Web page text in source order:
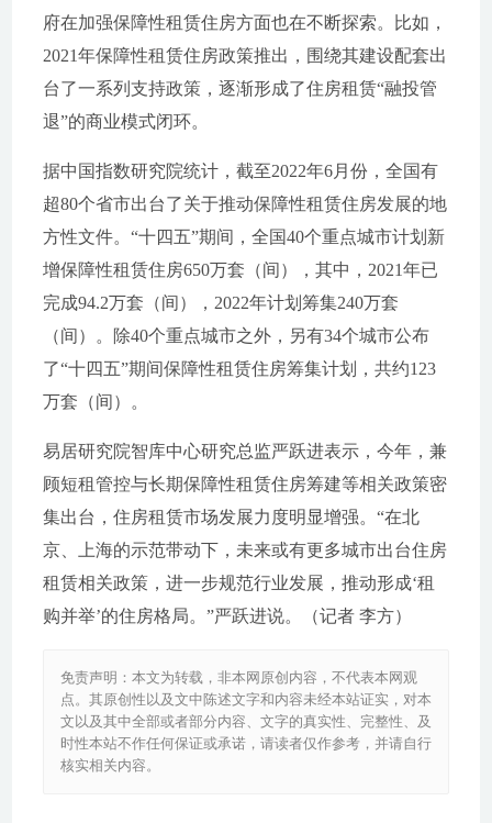
府在加强保障性租赁住房方面也在不断探索。比如，
2021年保障性租赁住房政策推出，围绕其建设配套出
台了一系列支持政策，逐渐形成了住房租赁“融投管
退”的商业模式闭环。
据中国指数研究院统计，截至2022年6月份，全国有
超80个省市出台了关于推动保障性租赁住房发展的地
方性文件。“十四五”期间，全国40个重点城市计划新
增保障性租赁住房650万套（间），其中，2021年已
完成94.2万套（间），2022年计划筹集240万套
（间）。除40个重点城市之外，另有34个城市公布
了“十四五”期间保障性租赁住房筹集计划，共约123
万套（间）。
易居研究院智库中心研究总监严跃进表示，今年，兼
顾短租管控与长期保障性租赁住房筹建等相关政策密
集出台，住房租赁市场发展力度明显增强。“在北
京、上海的示范带动下，未来或有更多城市出台住房
租赁相关政策，进一步规范行业发展，推动形成‘租
购并举’的住房格局。”严跃进说。（记者 李方）
免责声明：本文为转载，非本网原创内容，不代表本网观
点。其原创性以及文中陈述文字和内容未经本站证实，对本
文以及其中全部或者部分内容、文字的真实性、完整性、及
时性本站不作任何保证或承诺，请读者仅作参考，并请自行
核实相关内容。